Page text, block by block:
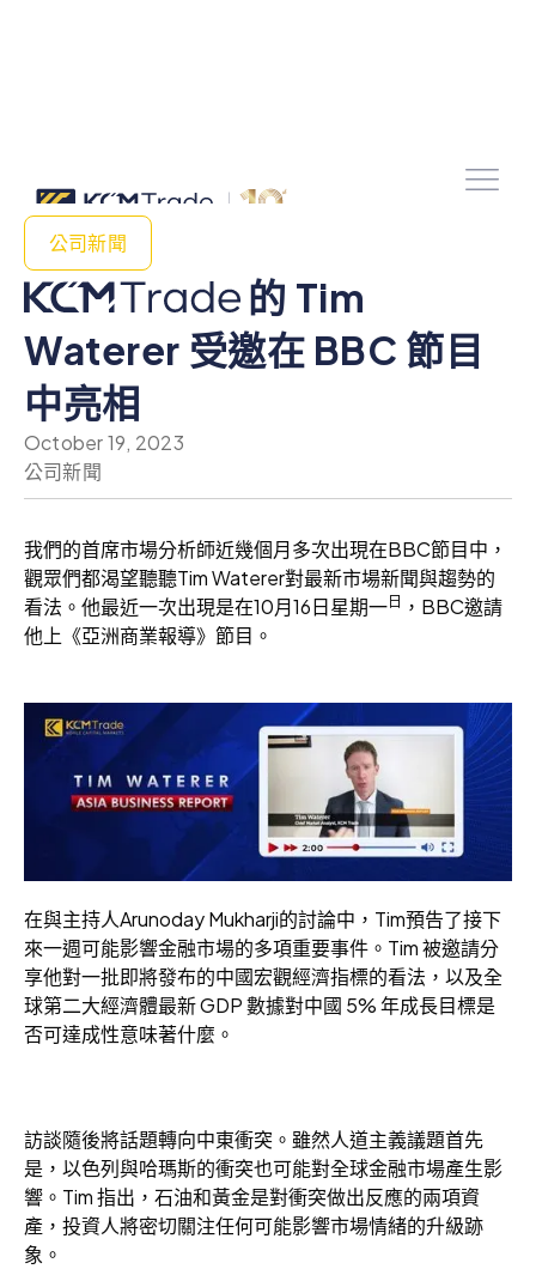
公司新聞
的 Tim
Waterer 受邀在 BBC 節目
中亮相
October 19, 2023
公司新聞
我們的首席市場分析師近幾個月多次出現在BBC節目中，
觀眾們都渴望聽聽Tim Waterer對最新市場新聞與趨勢的
看法。他最近一次出現是在10月16日星期一 日 ，BBC邀請
他上《亞洲商業報導》節目。
在與主持人Arunoday Mukharji的討論中，Tim預告了接下
來一週可能影響金融市場的多項重要事件。Tim 被邀請分
享他對一批即將發布的中國宏觀經濟指標的看法，以及全
球第二大經濟體最新 GDP 數據對中國 5% 年成長目標是
否可達成性意味著什麼。
訪談隨後將話題轉向中東衝突。雖然人道主義議題首先
是，以色列與哈瑪斯的衝突也可能對全球金融市場產生影
響。Tim 指出，石油和黃金是對衝突做出反應的兩項資
產，投資人將密切關注任何可能影響市場情緒的升級跡
象。